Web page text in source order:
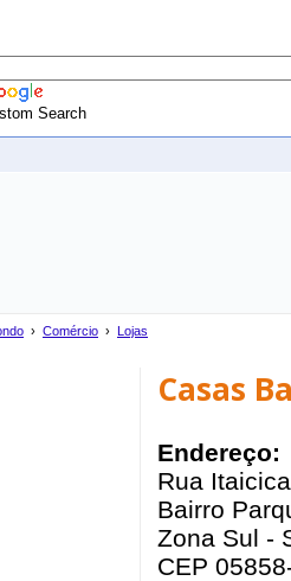
Search
› Comércio › Lojas
Casas
Endereço:
Rua
Bairro
Zona Sul -
CEP